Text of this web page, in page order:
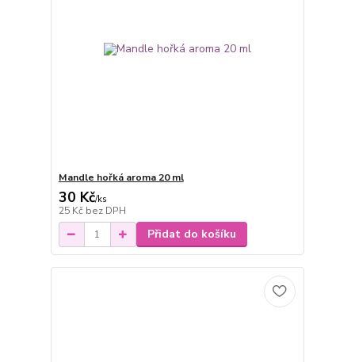
Mandle hořká aroma 20 ml
30 Kč/ks
25 Kč bez DPH
Přidat do košíku